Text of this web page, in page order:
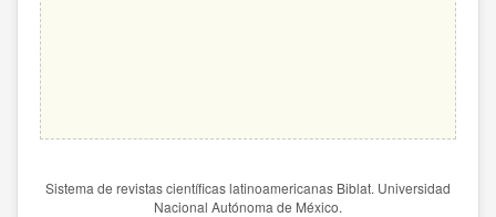
Sistema de revistas científicas latinoamericanas Biblat. Universidad
Nacional Autónoma de México.